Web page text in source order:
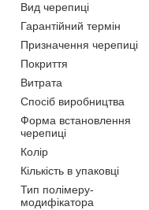
Вид черепиці
Гарантійний термін
Призначення черепиці
Покриття
Витрата
Спосіб виробництва
Форма встановлення
черепиці
Колір
Кількість в упаковці
Тип полімеру-
модифікатора